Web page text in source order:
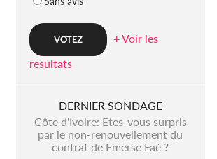
+ Voir les
resultats
DERNIER SONDAGE
Côte d'Ivoire: Etes-vous surpris
par le non-renouvellement du
contrat de Emerse Faé ?